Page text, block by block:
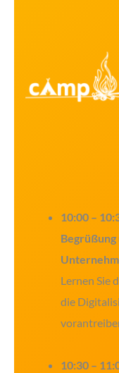
10:00 –
Lernen Sie
die
10:30 –